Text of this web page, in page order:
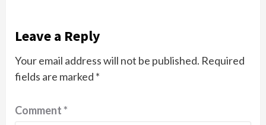
Leave a Reply
Your email address will not be published. Required
fields are marked *
Comment*